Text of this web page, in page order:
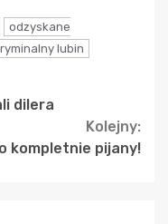
odzyskane
lubin
dilera
Kolejny:
kompletnie pijany!